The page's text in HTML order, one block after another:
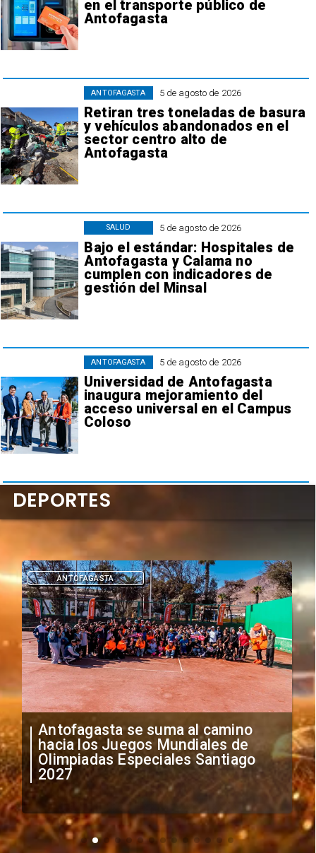
en el transporte público de
Antofagasta
5 de agosto de 2026
Retiran tres toneladas de basura
y vehículos abandonados en el
sector centro alto de
Antofagasta
ANTOFAGASTA
5 de agosto de 2026
Bajo el estándar: Hospitales de
Antofagasta y Calama no
cumplen con indicadores de
gestión del Minsal
SALUD
5 de agosto de 2026
Universidad de Antofagasta
inaugura mejoramiento del
acceso universal en el Campus
Coloso
ANTOFAGASTA
"Falta de profesionalismo": Sifup
anuncia medidas por situación
irregular de futbolistas
extranjeros
DEPORTES
DEPORTES